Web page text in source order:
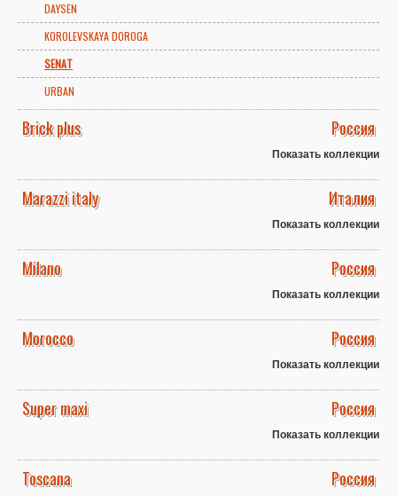
DAYSEN
KOROLEVSKAYA DOROGA
SENAT
URBAN
Brick plus Россия
Показать коллекции
Marazzi italy Италия
Показать коллекции
Milano Россия
Показать коллекции
Morocco Россия
Показать коллекции
Super maxi Россия
Показать коллекции
Toscana Россия